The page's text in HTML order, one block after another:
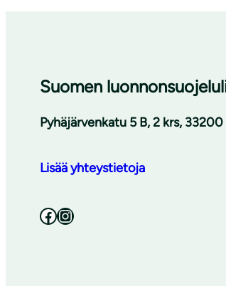
Suomen
Pyhäjärvenkatu 5 B, 2 krs, 33200
Lisää yhteystietoja
Facebook Instagram